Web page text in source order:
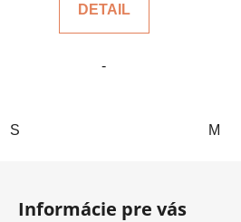
z
hviezdičiek.
DETAIL
-
S M
Informácie pre vás